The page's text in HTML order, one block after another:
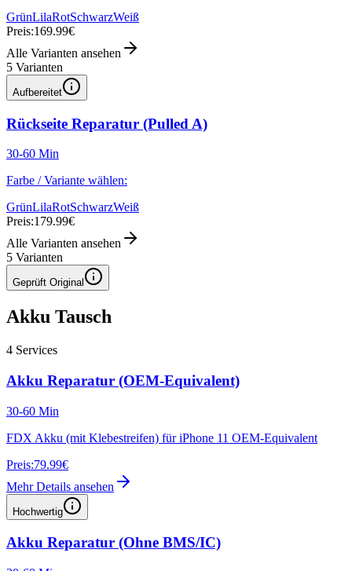
GrünLilaRotSchwarzWeiß
Preis:169.99€
Alle Varianten ansehen
5 Varianten
Aufbereitet
Rückseite Reparatur (Pulled A)
30-60 Min
Farbe / Variante wählen:
GrünLilaRotSchwarzWeiß
Preis:179.99€
Alle Varianten ansehen
5 Varianten
Geprüft Original
Akku Tausch
4 Services
Akku Reparatur (OEM-Equivalent)
30-60 Min
FDX Akku (mit Klebestreifen) für iPhone 11 OEM-Equivalent
Preis:79.99€
Mehr Details ansehen
Hochwertig
Akku Reparatur (Ohne BMS/IC)